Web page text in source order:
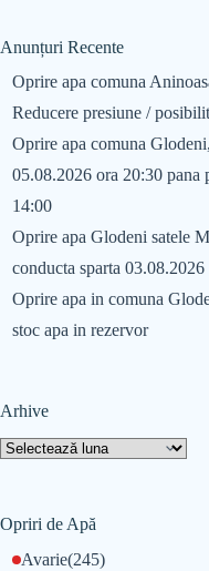
Anunțuri Recente
Oprire apa comuna
Reducere presiune /
Oprire apa comuna
05.08.2026 ora 20:30 pana
14:00
Oprire apa Glodeni satele
conducta sparta 03.08.2026
Oprire apa in comuna
stoc apa in rezervor
Arhive
Opriri de Apă
Avarie(245)